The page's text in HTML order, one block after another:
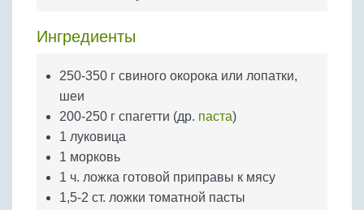
Яйца
Ингредиенты
250-350 г свиного окорока или лопатки,
шеи
200-250 г спагетти (др. паста)
1 луковица
1 морковь
1 ч. ложка готовой приправы к мясу
1,5-2 ст. ложки томатной пасты